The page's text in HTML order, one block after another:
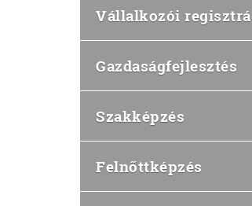
Vállalkozói
Gazdaságfejlesztés
Szakképzés
Felnőttképzés